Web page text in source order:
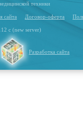
техники
сайта Договор-оферта
с (new server)
Разработка сайта